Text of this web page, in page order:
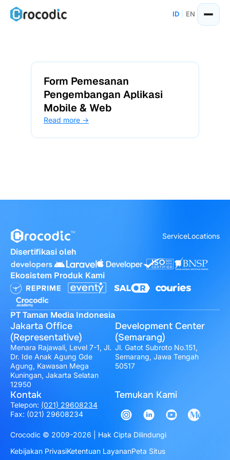
Skip
ID EN
Form Pemesanan
Pengembangan Aplikasi
Mobile & Web
Read more →
ServiceLocations
Disertifikasi oleh
Ekosistem Produk Kami
PT Taman Media Indonesia
Jakarta Office
(Representative)
Menara Rajawali, Level 7-1, Jl.
Dr. Ide Anak Agung Gde
Agung, Kawasan Mega
Kuningan, Jakarta Selatan
12950
Development Center
(Semarang)
Jl. Gatot Subroto No.151,
Semarang, Jawa Tengah
50517
Kontak
Telepon: (021) 29608234
Fax: (021) 29608234
Temukan Kami
Crocodic © 2009-2026 | Hak Cipta Dilindungi
Kebijakan PrivasiKetentuan LayananPeta Situs